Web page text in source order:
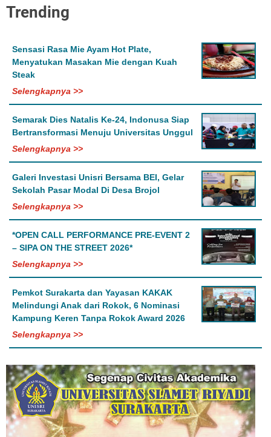
Trending
Sensasi Rasa Mie Ayam Hot Plate,
Menyatukan Masakan Mie dengan Kuah
Steak
Selengkapnya >>
Semarak Dies Natalis Ke-24, Indonusa Siap
Bertransformasi Menuju Universitas Unggul
Selengkapnya >>
Galeri Investasi Unisri Bersama BEI, Gelar
Sekolah Pasar Modal Di Desa Brojol
Selengkapnya >>
*OPEN CALL PERFORMANCE PRE-EVENT 2
– SIPA ON THE STREET 2026*
Selengkapnya >>
Pemkot Surakarta dan Yayasan KAKAK
Melindungi Anak dari Rokok, 6 Nominasi
Kampung Keren Tanpa Rokok Award 2026
Selengkapnya >>